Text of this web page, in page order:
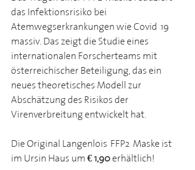
das Infektionsrisiko bei
Atemwegserkrankungen wie Covid-19
massiv. Das zeigt die Studie eines
internationalen Forscherteams mit
österreichischer Beteiligung, das ein
neues theoretisches Modell zur
Abschätzung des Risikos der
Virenverbreitung entwickelt hat.
Die Original Langenlois-FFP2-Maske ist
im Ursin Haus um € 1,90 erhältlich!